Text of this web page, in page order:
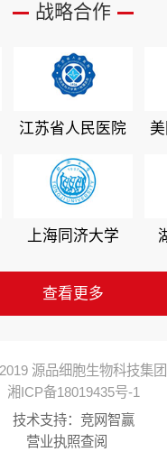
战略合作
江苏省人民医院
上海同济大学
查看更多
源品细胞生物科技集
湘ICP备18019435号-1
技术支持： 竞网智赢
营业执照查阅